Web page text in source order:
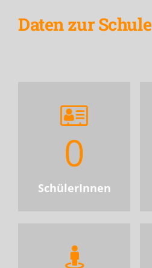
Daten zur Schule
0
SchülerInnen